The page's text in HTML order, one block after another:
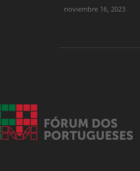
noviembre 16, 2023